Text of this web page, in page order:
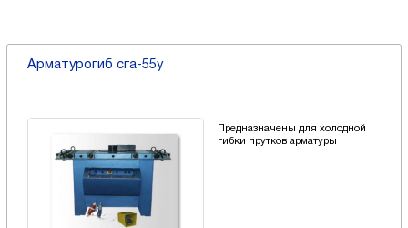
Арматурогиб сга-55у
Предназначены для холодной
гибки прутков арматуры